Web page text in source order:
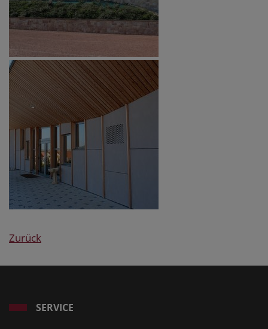
Zurück
SERVICE